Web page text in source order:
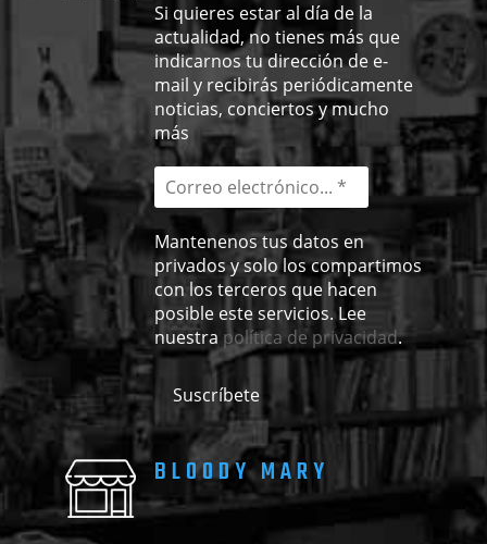
Si quieres estar al día de la
actualidad, no tienes más que
indicarnos tu dirección de e-
mail y recibirás periódicamente
noticias, conciertos y mucho
más
Mantenenos tus datos en
privados y solo los compartimos
con los terceros que hacen
posible este servicios. Lee
nuestra política de privacidad.
BLOODY MARY